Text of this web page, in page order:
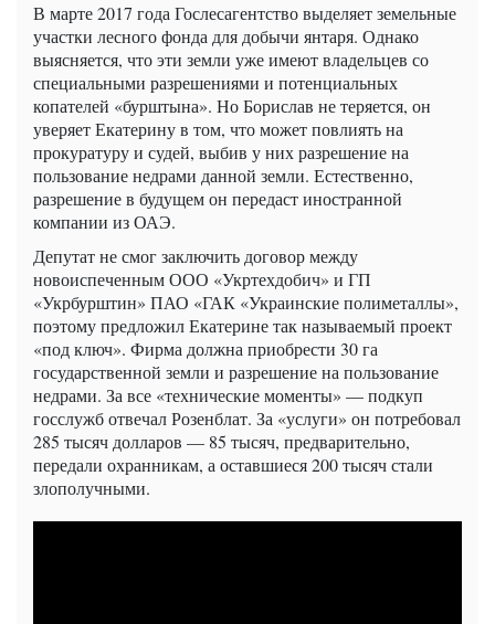
В марте 2017 года Гослесагентство выделяет земельные
участки лесного фонда для добычи янтаря. Однако
выясняется, что эти земли уже имеют владельцев со
специальными разрешениями и потенциальных
копателей «бурштына». Но Борислав не теряется, он
уверяет Екатерину в том, что может повлиять на
прокуратуру и судей, выбив у них разрешение на
пользование недрами данной земли. Естественно,
разрешение в будущем он передаст иностранной
компании из ОАЭ.
Депутат не смог заключить договор между
новоиспеченным ООО «Укртехдобич» и ГП
«Укрбурштин» ПАО «ГАК «Украинские полиметаллы»,
поэтому предложил Екатерине так называемый проект
«под ключ». Фирма должна приобрести 30 га
государственной земли и разрешение на пользование
недрами. За все «технические моменты» — подкуп
госслужб отвечал Розенблат. За «услуги» он потребовал
285 тысяч долларов — 85 тысяч, предварительно,
передали охранникам, а оставшиеся 200 тысяч стали
злополучными.